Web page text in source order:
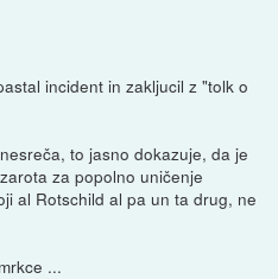
incident in zakljucil z "tolk o
to jasno dokazuje, da je
za popolno uničenje
al Rotschild al pa un ta drug, ne
...